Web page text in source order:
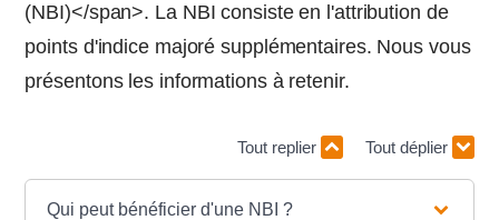
(NBI)</span>. La NBI consiste en l'attribution de
points d'indice majoré supplémentaires. Nous vous
présentons les informations à retenir.
Tout replier Tout déplier
Qui peut bénéficier d'une NBI ?